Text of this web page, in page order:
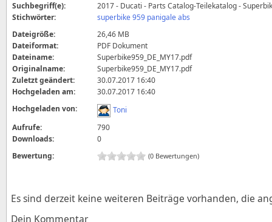
Suchbegriff(e):
2017 - Ducati - Parts Catalog-Teilekatalog -
Stichwörter:
superbike 959 panigale abs
Dateigröße:
26,46 MB
Dateiformat:
PDF Dokument
Dateiname:
Superbike959_DE_MY17.pdf
Originalname:
Superbike959_DE_MY17.pdf
Zuletzt geändert:
30.07.2017 16:40
Hochgeladen am:
30.07.2017 16:40
Hochgeladen von:
Toni
Aufrufe:
790
Downloads:
0
Bewertung:
(0 Bewertungen)
Es sind derzeit keine weiteren Beiträge vorhanden, die
Dein Kommentar